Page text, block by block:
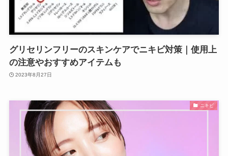
グリセリンフリーのスキンケアでニキビ対策｜使用上
の注意やおすすめアイテムも
2023年8月27日
ニキビ